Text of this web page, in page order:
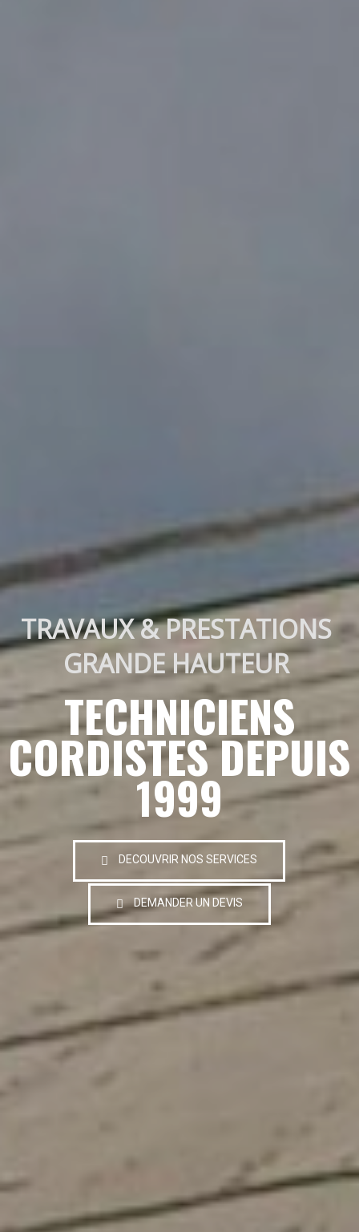
TRAVAUX & PRESTATIONS
GRANDE HAUTEUR
TECHNICIENS
CORDISTES DEPUIS
1999
DECOUVRIR NOS SERVICES
DEMANDER UN DEVIS